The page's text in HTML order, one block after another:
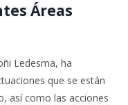
Áreas
Ledesma, ha
que se están
así como las acciones